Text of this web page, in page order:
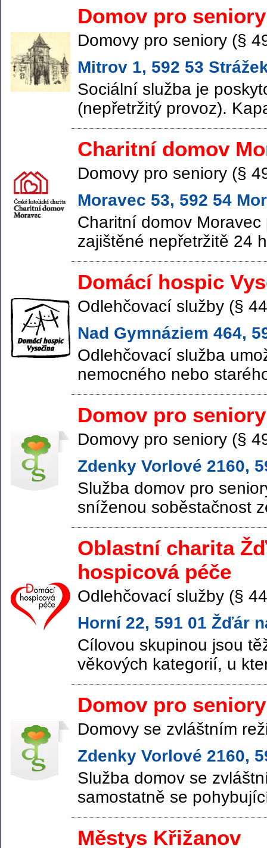
Domov pro
Domovy pro seniory (§
Mitrov 1, 592 53
Sociální služba je
(nepřetržitý provoz).
Charitní domov
Domovy pro seniory (§
Moravec 53, 592 54
Charitní domov
zajištěné nepřetržitě 24
Domácí hospic
Odlehčovací služby (§
Nad Gymnáziem 464,
Odlehčovací služba
nemocného nebo
Domov pro
Domovy pro seniory (§
Zdenky Vorlové 2160,
Služba domov pro
sníženou soběstačnost
Oblastní charita
hospicová péče
Odlehčovací služby (§
Horní 22, 591 01 Žďár
Cílovou skupinou jsou
věkových kategorií, u
Domov pro
Domovy se zvláštním
Zdenky Vorlové 2160,
Služba domov se
samostatně se
Městys Křižanov